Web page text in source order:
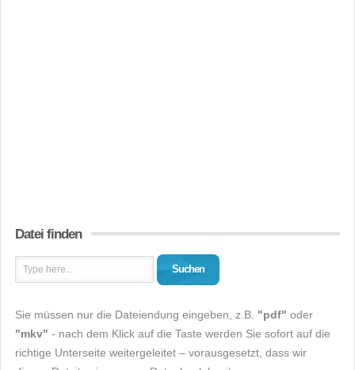
Datei finden
Suchen
Sie müssen nur die Dateiendung eingeben, z.B. "pdf" oder
"mkv" - nach dem Klick auf die Taste werden Sie sofort auf die
richtige Unterseite weitergeleitet – vorausgesetzt, dass wir